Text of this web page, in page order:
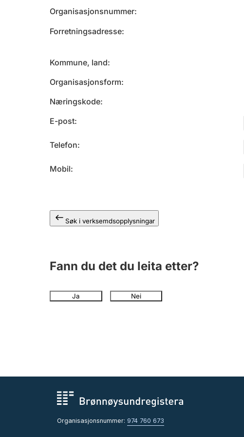
Organisasjonsnummer
Forretningsadresse
Kommune, land
Organisasjonsform
Næringskode
E-post
Telefon
Mobil
Søk i verksemdsopplysningar
Fann du det du leita etter?
Ja Nei
Organisasjonsnummer: 974 760 673